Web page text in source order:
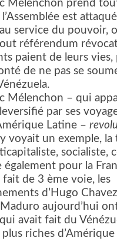
Mélenchon prend
est
service du pouvoir,
référendum
paient de leurs vies,
de ne pas se
Mélenchon – qui
par ses
Latine –
voyait un exemple, la
socialiste,
également pour la
fait de 3 ème voie, les
d’Hugo
Maduro aujourd’hui
avait fait du
plus riches d’Amérique